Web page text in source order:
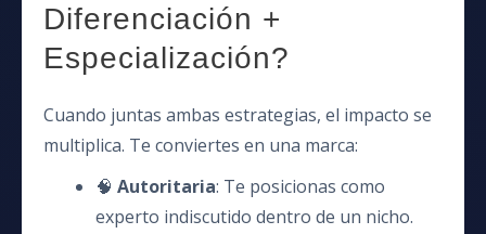
Diferenciación +
Especialización?
Cuando juntas ambas estrategias, el impacto se
multiplica. Te conviertes en una marca:
🧠 Autoritaria: Te posicionas como
experto indiscutido dentro de un nicho.